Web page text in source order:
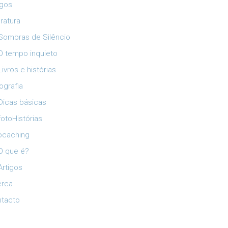
de Silêncio
tempo inquieto
e histórias
básicas
que é?